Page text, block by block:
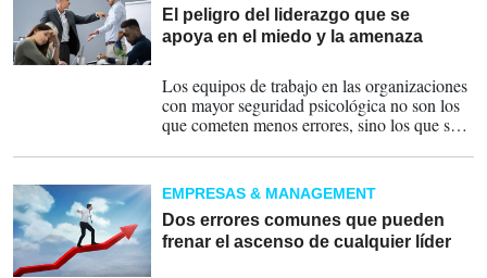
El peligro del liderazgo que se
apoya en el miedo y la amenaza
Los equipos de trabajo en las organizaciones
con mayor seguridad psicológica no son los
que cometen menos errores, sino los que se
EMPRESAS & MANAGEMENT
Dos errores comunes que pueden
frenar el ascenso de cualquier líder